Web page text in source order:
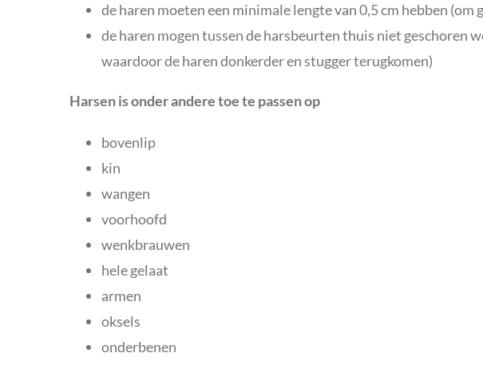
de haren moeten een minimale lengte van 0,5 cm hebben (om
de haren mogen tussen de harsbeurten thuis niet geschoren
waardoor de haren donkerder en stugger terugkomen)
Harsen is onder andere toe te passen op
bovenlip
kin
wangen
voorhoofd
wenkbrauwen
hele gelaat
armen
oksels
onderbenen